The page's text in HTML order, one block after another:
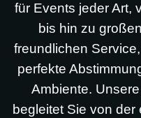
für Events jeder Art,
bis hin zu
freundlichen
perfekte
Ambiente.
begleitet Sie von